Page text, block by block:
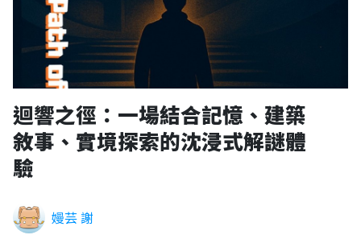
迴響之徑：一場結合記憶、建築
敘事、實境探索的沈浸式解謎體
驗
嫚芸 謝